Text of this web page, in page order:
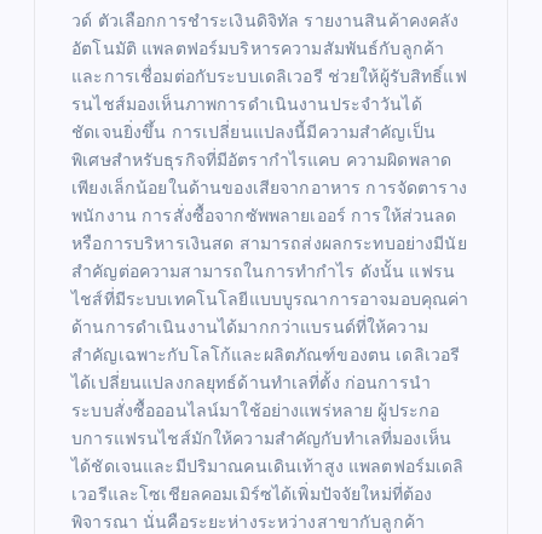
วด์ ตัวเลือกการชำระเงินดิจิทัล รายงานสินค้าคงคลัง
อัตโนมัติ แพลตฟอร์มบริหารความสัมพันธ์กับลูกค้า
และการเชื่อมต่อกับระบบเดลิเวอรี ช่วยให้ผู้รับสิทธิ์แฟ
รนไชส์มองเห็นภาพการดำเนินงานประจำวันได้
ชัดเจนยิ่งขึ้น การเปลี่ยนแปลงนี้มีความสำคัญเป็น
พิเศษสำหรับธุรกิจที่มีอัตรากำไรแคบ ความผิดพลาด
เพียงเล็กน้อยในด้านของเสียจากอาหาร การจัดตาราง
พนักงาน การสั่งซื้อจากซัพพลายเออร์ การให้ส่วนลด
หรือการบริหารเงินสด สามารถส่งผลกระทบอย่างมีนัย
สำคัญต่อความสามารถในการทำกำไร ดังนั้น แฟรน
ไชส์ที่มีระบบเทคโนโลยีแบบบูรณาการอาจมอบคุณค่า
ด้านการดำเนินงานได้มากกว่าแบรนด์ที่ให้ความ
สำคัญเฉพาะกับโลโก้และผลิตภัณฑ์ของตน เดลิเวอรี
ได้เปลี่ยนแปลงกลยุทธ์ด้านทำเลที่ตั้ง ก่อนการนำ
ระบบสั่งซื้อออนไลน์มาใช้อย่างแพร่หลาย ผู้ประกอ
บการแฟรนไชส์มักให้ความสำคัญกับทำเลที่มองเห็น
ได้ชัดเจนและมีปริมาณคนเดินเท้าสูง แพลตฟอร์มเดลิ
เวอรีและโซเชียลคอมเมิร์ซได้เพิ่มปัจจัยใหม่ที่ต้อง
พิจารณา นั่นคือระยะห่างระหว่างสาขากับลูกค้า